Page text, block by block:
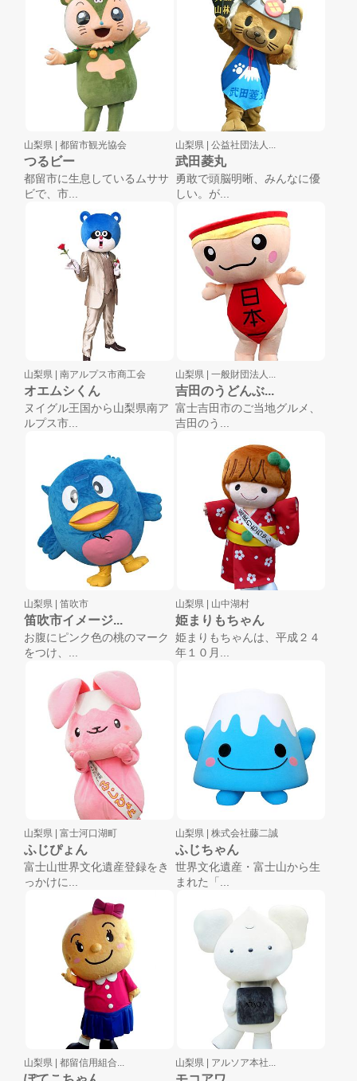
山梨県 | 都留市観光協会
つるビー
都留市に生息しているムササ
ビで、市...
山梨県 | 公益社団法人...
武田菱丸
勇敢で頭脳明晰、みんなに優
しい。が...
山梨県 | 南アルプス市商工会
オエムシくん
ヌイグル王国から山梨県南ア
ルプス市...
山梨県 | 一般財団法人...
吉田のうどんぶ...
富士吉田市のご当地グルメ、
吉田のう...
山梨県 | 笛吹市
笛吹市イメージ...
お腹にピンク色の桃のマーク
をつけ、...
山梨県 | 山中湖村
姫まりもちゃん
姫まりもちゃんは、平成２４
年１０月...
山梨県 | 富士河口湖町
ふじぴょん
富士山世界文化遺産登録をき
っかけに...
山梨県 | 株式会社藤二誠
ふじちゃん
世界文化遺産・富士山から生
まれた「...
山梨県 | 都留信用組合... 山梨県 | アルソア本社...